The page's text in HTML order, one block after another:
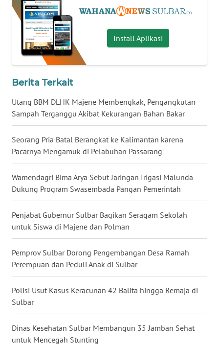
Install Aplikasi
Berita Terkait
Utang BBM DLHK Majene Membengkak, Pengangkutan
Sampah Terganggu Akibat Kekurangan Bahan Bakar
Seorang Pria Batal Berangkat ke Kalimantan karena
Pacarnya Mengamuk di Pelabuhan Passarang
Wamendagri Bima Arya Sebut Jaringan Irigasi Malunda
Dukung Program Swasembada Pangan Pemerintah
Penjabat Gubernur Sulbar Bagikan Seragam Sekolah
untuk Siswa di Majene dan Polman
Pemprov Sulbar Dorong Pengembangan Desa Ramah
Perempuan dan Peduli Anak di Sulbar
Polisi Usut Kasus Keracunan 42 Balita hingga Remaja di
Sulbar
Dinas Kesehatan Sulbar Membangun 35 Jamban Sehat
untuk Mencegah Stunting
WN
NUSANTARA
JATIM
BALI
KALBAR
KALTENG
WN
KALTARA
WN
KALSEL
WN
KALTIM